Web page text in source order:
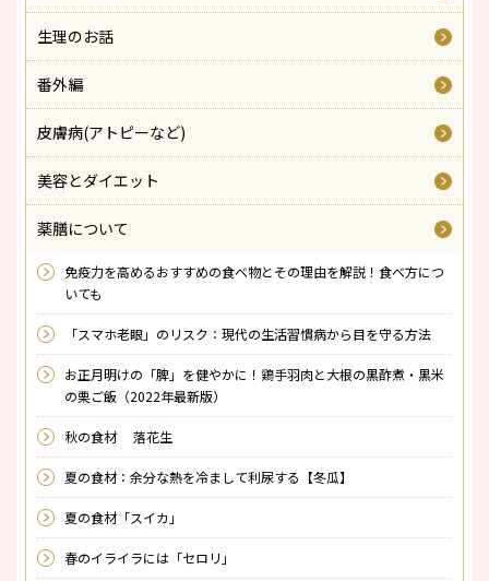
生理のお話
番外編
皮膚病(アトピーなど)
美容とダイエット
薬膳について
免疫力を高めるおすすめの食べ物とその理由を解説！食べ方につ
いても
「スマホ老眼」のリスク：現代の生活習慣病から目を守る方法
お正月明けの「脾」を健やかに！鶏手羽肉と大根の黒酢煮・黒米
の栗ご飯（2022年最新版）
秋の食材 落花生
夏の食材：余分な熱を冷まして利尿する【冬瓜】
夏の食材「スイカ」
春のイライラには「セロリ」